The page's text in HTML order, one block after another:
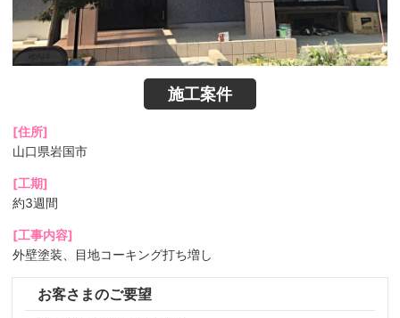
施工案件
[住所]
山口県岩国市
[工期]
約3週間
[工事内容]
外壁塗装、目地コーキング打ち増し
お客さまのご要望